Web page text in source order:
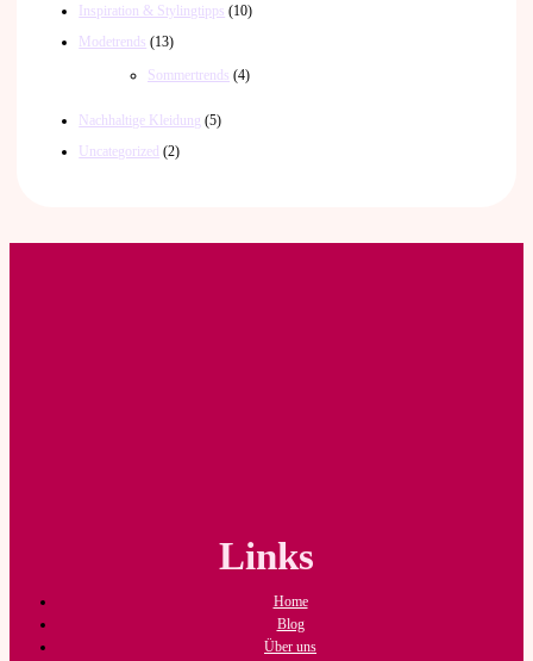
Inspiration & Stylingtipps (10)
Modetrends (13)
Sommertrends (4)
Nachhaltige Kleidung (5)
Uncategorized (2)
Links
Home
Blog
Über uns